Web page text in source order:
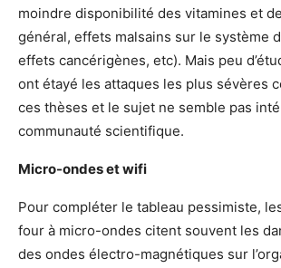
moindre disponibilité des vitamines et
général, effets malsains sur le système
effets cancérigènes, etc). Mais peu
ont étayé les attaques les plus sévères
ces thèses et le sujet ne semble pas
communauté scientifique.
Micro-ondes et wifi
Pour compléter le tableau pessimiste,
four à micro-ondes citent souvent les
des ondes électro-magnétiques sur